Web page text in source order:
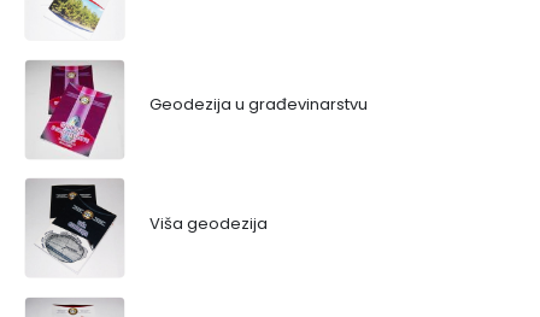
Geodezija u građevinarstvu
Viša geodezija